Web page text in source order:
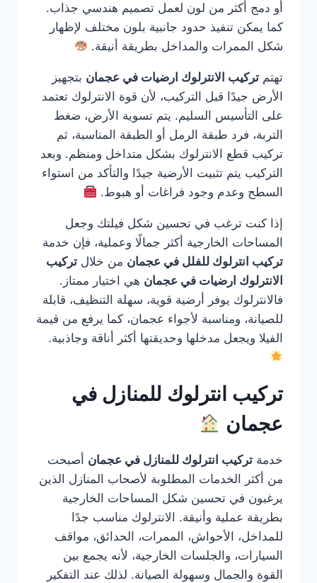
أو دمج أكثر من لون لعمل تصميم هندسي جذاب.
كما يمكن تنفيذ حدود جانبية بلون مختلف لإظهار
شكل الممرات والمداخل بطريقة أنيقة.
تهتم تركيب الانترلوك ارضيات في عجمان بتجهيز
الأرض جيدًا قبل التركيب، لأن قوة الانترلوك تعتمد
على التأسيس السليم. يتم تسوية الأرض، ضغط
التربة، فرد طبقة الرمل أو الطبقة المناسبة، ثم
تركيب قطع الانترلوك بشكل متداخل ومنظم. وبعد
التركيب يتم تثبيت الأرضية جيدًا والتأكد من استواء
السطح وعدم وجود فراغات أو هبوط.
إذا كنت ترغب في تحسين شكل فيلتك وجعل
المساحات الخارجية أكثر جمالًا وعملية، فإن خدمة
تركيب انترلوك للفلل في عجمان من خلال تركيب
الانترلوك ارضيات في عجمان هي اختيار ممتاز.
فالانترلوك يوفر أرضية قوية، سهلة التنظيف، قابلة
للصيانة، ومناسبة لأجواء عجمان، كما يرفع من قيمة
الفيلا ويجعل مدخلها وحديقتها أكثر أناقة وجاذبية.
تركيب انترلوك للمنازل في
عجمان
خدمة تركيب انترلوك للمنازل في عجمان أصبحت
من أكثر الخدمات المطلوبة لأصحاب المنازل الذين
يرغبون في تحسين شكل المساحات الخارجية
بطريقة عملية وأنيقة. الانترلوك مناسب جدًا
للمداخل، الأحواش، الممرات، الحدائق، مواقف
السيارات، والجلسات الخارجية، لأنه يجمع بين
القوة والجمال وسهولة الصيانة. لذلك عند التفكير